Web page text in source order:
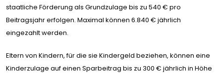
staatliche Förderung als Grundzulage bis zu 540 € pro
Beitragsjahr erfolgen. Maximal können 6.840 € jährlich
eingezahlt werden.
Eltern von Kindern, für die sie Kindergeld beziehen, können eine
Kinderzulage auf einen Sparbeitrag bis zu 300 € jährlich in Höhe